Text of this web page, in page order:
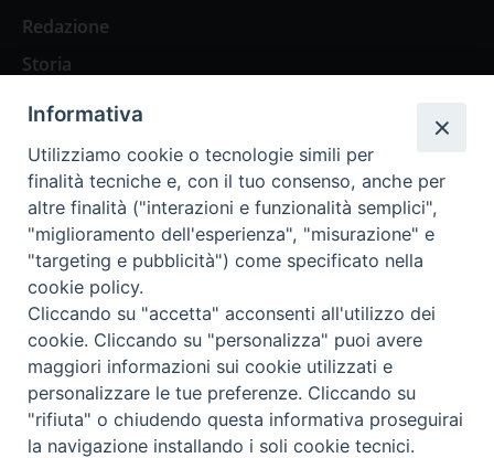
Redazione
Storia
Abbonamenti
Abbonamento Annuale Digitale
Abbonamento Annuale Cartaceo
Abbonamento Singola Copia Digitale
Redazione: Pavia, Piazza Duomo 11 - tel. 0382.24736 -
amministrazione@ilticino.it - repossi@ilticino.it - P.
Informativa
Utilizziamo cookie o tecnologie simili per
finalità tecniche e, con il tuo consenso, anche per
altre finalità ("interazioni e funzionalità semplici",
"miglioramento dell'esperienza", "misurazione" e
"targeting e pubblicità") come specificato nella
cookie policy.
Cliccando su "accetta" acconsenti all'utilizzo dei
cookie. Cliccando su "personalizza" puoi avere
maggiori informazioni sui cookie utilizzati e
personalizzare le tue preferenze. Cliccando su
"rifiuta" o chiudendo questa informativa proseguirai
la navigazione installando i soli cookie tecnici.